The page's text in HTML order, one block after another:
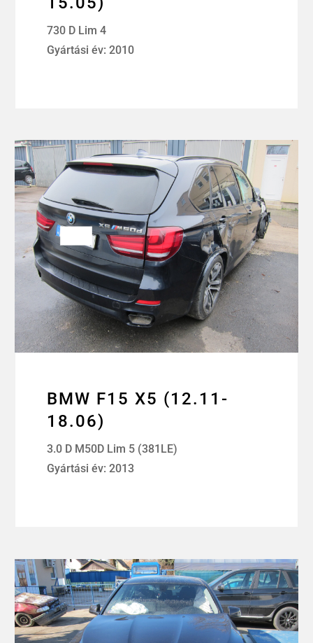
730 D Lim 4
Gyártási év: 2010
BMW F15 X5 (12.11-
18.06)
3.0 D M50D Lim 5 (381LE)
Gyártási év: 2013